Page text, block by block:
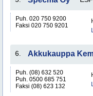
Puh. 020 750 9200
Faksi 020 750 9201
6. Akkukauppa
Puh. (08) 632 520
Puh. 0500 685 751
Faksi (08) 623 132